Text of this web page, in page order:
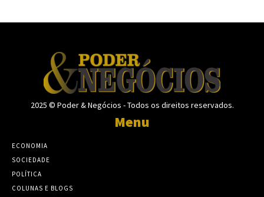
2025 © Poder & Negócios - Todos os direitos reservados.
Menu
ECONOMIA
SOCIEDADE
POLÍTICA
COLUNAS E BLOGS